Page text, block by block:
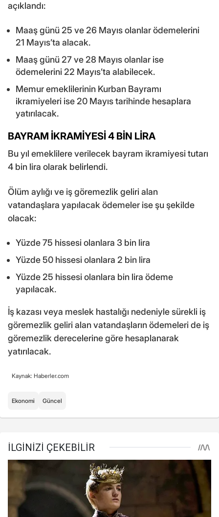
açıklandı:
Maaş günü 25 ve 26 Mayıs olanlar ödemelerini
21 Mayıs’ta alacak.
Maaş günü 27 ve 28 Mayıs olanlar ise
ödemelerini 22 Mayıs’ta alabilecek.
Memur emeklilerinin Kurban Bayramı
ikramiyeleri ise 20 Mayıs tarihinde hesaplara
yatırılacak.
BAYRAM İKRAMİYESİ 4 BİN LİRA
Bu yıl emeklilere verilecek bayram ikramiyesi tutarı
4 bin lira olarak belirlendi.
Ölüm aylığı ve iş göremezlik geliri alan
vatandaşlara yapılacak ödemeler ise şu şekilde
olacak:
Yüzde 75 hissesi olanlara 3 bin lira
Yüzde 50 hissesi olanlara 2 bin lira
Yüzde 25 hissesi olanlara bin lira ödeme
yapılacak.
İş kazası veya meslek hastalığı nedeniyle sürekli iş
göremezlik geliri alan vatandaşların ödemeleri de iş
göremezlik derecelerine göre hesaplanarak
yatırılacak.
Kaynak: Haberler.com
Ekonomi Güncel